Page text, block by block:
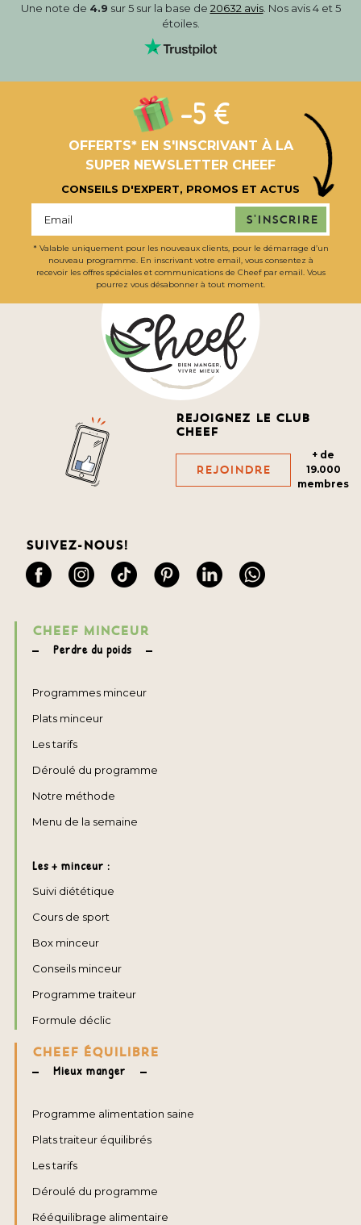
Une note de 4.9 sur 5 sur la base de 20632 avis. Nos avis 4 et 5
étoiles.
-5 €
OFFERTS* EN S'INSCRIVANT À LA
SUPER NEWSLETTER CHEEF
CONSEILS D'EXPERT, PROMOS ET ACTUS
S'inscrire
* Valable uniquement pour les nouveaux clients, pour le démarrage d’un
nouveau programme. En inscrivant votre email, vous consentez à
recevoir les offres spéciales et communications de Cheef par email. Vous
pourrez vous désabonner à tout moment.
Rejoignez le club
cheef
Rejoindre
+ de
19.000
membres
Suivez-nous!
CHEEF MINCEUR
Perdre du poids
Programmes minceur
Plats minceur
Les tarifs
Déroulé du programme
Notre méthode
Menu de la semaine
Les + minceur :
Suivi diététique
Cours de sport
Box minceur
Conseils minceur
Programme traiteur
Formule déclic
CHEEF ÉQUILIBRE
Mieux manger
Programme alimentation saine
Plats traiteur équilibrés
Les tarifs
Déroulé du programme
Rééquilibrage alimentaire